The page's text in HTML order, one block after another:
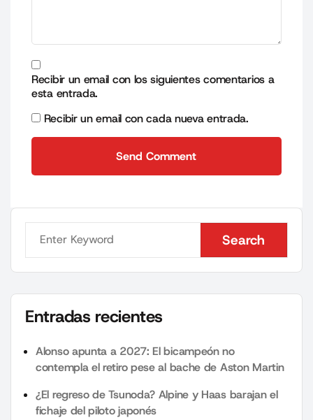
Recibir un email con los siguientes comentarios a
esta entrada.
Recibir un email con cada nueva entrada.
Send Comment
Search
Search
Entradas recientes
Alonso apunta a 2027: El bicampeón no
contempla el retiro pese al bache de Aston Martin
¿El regreso de Tsunoda? Alpine y Haas barajan el
fichaje del piloto japonés